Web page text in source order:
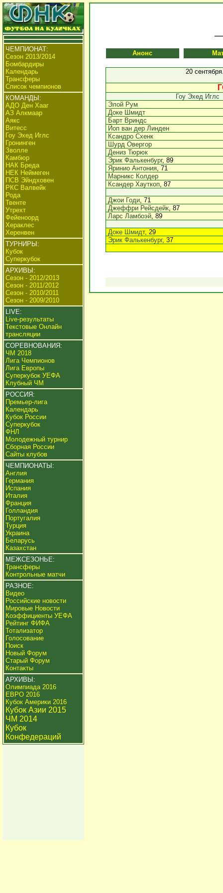
ЧЕМПИОНАТ:
Сезон 2013/2014
Бомбардиры
Календарь
Трансферы
Список чемпионов
КОМАНДЫ:
АДО Ден Хааг
АЗ Алкмаар
Аякс
Витесс
Гоу Эхед Иглс
Гронинген
Зволле
Камбюр
НАК Бреда
НЕК Неймеген
ПСВ Эйндховен
РКС Валвейк
Рода
Твенте
Утрехт
Фейеноорд
Хераклес
Херенвен
ТУРНИРЫ:
Кубок
Суперкубок
АРХИВЫ:
Сезон - 2012/2013
Сезон - 2011/2012
Сезон - 2010/2011
Сезон - 2009/2010
LIVE:
Live-результаты
Текстовые Онлайн
трансляции
СОРЕВНОВАНИЯ:
ЧМ 2018
Лига Чемпионов
Лига Европы
Суперкубок УЕФА
Клубный ЧМ
РОССИЯ:
Премьер-лига
Календарь
Кубок России
Суперкубок
ФНЛ
Молодежный турнир
Сборная России
Сайты клубов
ЧЕМПИОНАТЫ:
Англия
Германия
Испания
Италия
Франция
Голландия
Португалия
Турция
Украина
Беларусь
Казахстан
МЕЖСЕЗОНЬЕ:
Трансферы
Контрольные матчи
РАЗНОЕ:
Видео
Российские новости
Мировые Новости
Коэффициенты УЕФА
Рейтинг ФИФА
Тотализатор
Голосование
Поиск
Новый Форум
Старый Форум
Контакты
АРХИВЫ:
Олимпиада 2016
ЕВРО 2016
Кубок Америки 2016
Кубок Азии 2015
ЧМ 2014
Кубок
Конфедераций
Анонс
20
Гоу Эхед Иглс
Элой Рум
Доке Шмидт
Барт Вриндс
Йоп ван дер Линден
Ксандро Схенк
Шурд Овергор
Дениз Тюрюк
Эрик Фалькенбург, 89
Яринио Антония, 71
Марникс Колдер
Ксандер Хауткоп, 87
Джои Годи, 71
Джеффри Рейсдейк, 87
Ларс Ламбоэй, 89
Доке Шмидт, 29
Эрик Фалькенбург, 37